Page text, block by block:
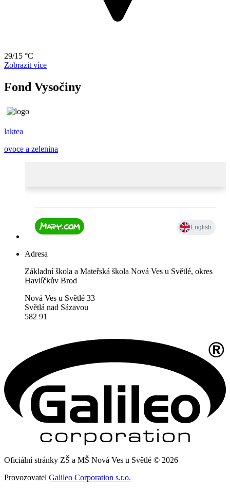
29/15 °C
Zobrazit více
Fond Vysočiny
laktea
ovoce a zelenina
Adresa
Základní škola a Mateřská škola Nová Ves u Světlé, okres
Havlíčkův Brod
Nová Ves u Světlé 33
Světlá nad Sázavou
582 91
Oficiální stránky ZŠ a MŠ Nová Ves u Světlé © 2026
Provozovatel Galileo Corporation s.r.o.